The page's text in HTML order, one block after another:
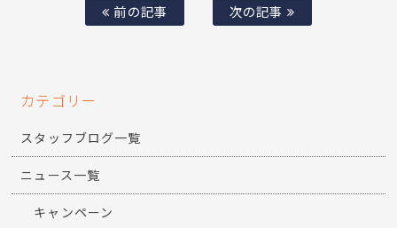
前の記事 次の記事
カテゴリー
スタッフブログ一覧
ニュース一覧
キャンペーン